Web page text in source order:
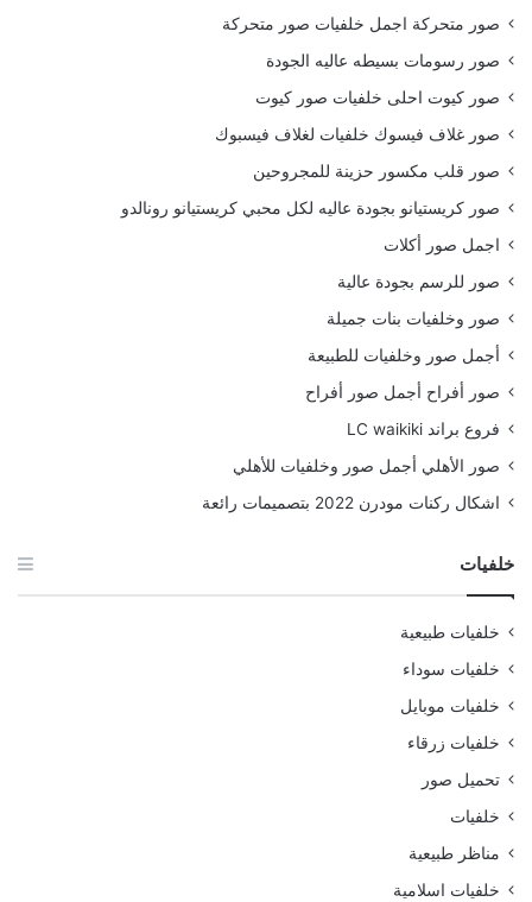
صور متحركة اجمل خلفيات صور متحركة
صور رسومات بسيطه عاليه الجودة
صور كيوت احلى خلفيات صور كيوت
صور غلاف فيسوك خلفيات لغلاف فيسبوك
صور قلب مكسور حزينة للمجروحين
صور كريستيانو بجودة عاليه لكل محبي كريستيانو رونالدو
اجمل صور أكلات
صور للرسم بجودة عالية
صور وخلفيات بنات جميلة
أجمل صور وخلفيات للطبيعة
صور أفراح أجمل صور أفراح
فروع براند LC waikiki
صور الأهلي أجمل صور وخلفيات للأهلي
اشكال ركنات مودرن 2022 بتصميمات رائعة
خلفيات
خلفيات طبيعية
خلفيات سوداء
خلفيات موبايل
خلفيات زرقاء
تحميل صور
خلفيات
مناظر طبيعية
خلفيات اسلامية